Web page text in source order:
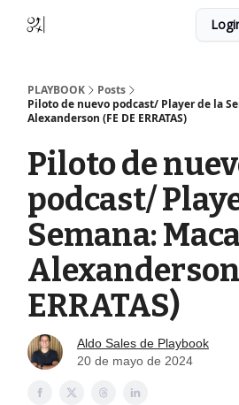
PLAYBOOK
Posts
Piloto de nuevo podcast/ Player de la
Alexanderson (FE DE ERRATAS)
Piloto de
podcast/
Semana:
Alexanderson
ERRATAS)
Aldo Sales de Playbook
20 de mayo de 2024